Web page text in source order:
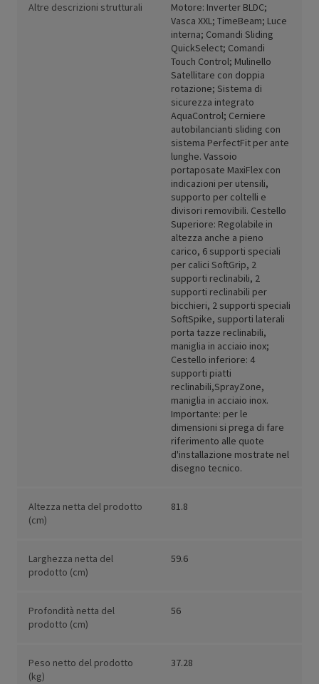
Altre descrizioni strutturali
Motore: Inverter BLDC;
Vasca XXL; TimeBeam; Luce
interna; Comandi Sliding
QuickSelect; Comandi
Touch Control; Mulinello
Satellitare con doppia
rotazione; Sistema di
sicurezza integrato
AquaControl; Cerniere
autobilancianti sliding con
sistema PerfectFit per ante
lunghe. Vassoio
portaposate MaxiFlex con
indicazioni per utensili,
supporto per coltelli e
divisori removibili. Cestello
Superiore: Regolabile in
altezza anche a pieno
carico, 6 supporti speciali
per calici SoftGrip, 2
supporti reclinabili, 2
supporti reclinabili per
bicchieri, 2 supporti speciali
SoftSpike, supporti laterali
porta tazze reclinabili,
maniglia in acciaio inox;
Cestello inferiore: 4
supporti piatti
reclinabili,SprayZone,
maniglia in acciaio inox.
Importante: per le
dimensioni si prega di fare
riferimento alle quote
d'installazione mostrate nel
disegno tecnico.
Altezza netta del prodotto
(cm)
81.8
Larghezza netta del
prodotto (cm)
59.6
Profondità netta del
prodotto (cm)
56
Peso netto del prodotto
(kg)
37.28